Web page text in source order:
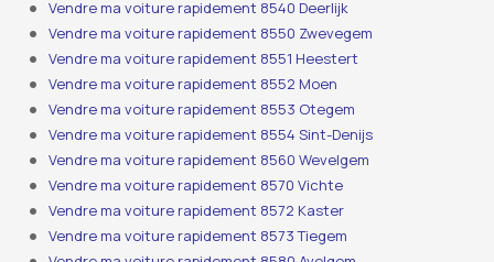
Vendre ma voiture rapidement 8540 Deerlijk
Vendre ma voiture rapidement 8550 Zwevegem
Vendre ma voiture rapidement 8551 Heestert
Vendre ma voiture rapidement 8552 Moen
Vendre ma voiture rapidement 8553 Otegem
Vendre ma voiture rapidement 8554 Sint-Denijs
Vendre ma voiture rapidement 8560 Wevelgem
Vendre ma voiture rapidement 8570 Vichte
Vendre ma voiture rapidement 8572 Kaster
Vendre ma voiture rapidement 8573 Tiegem